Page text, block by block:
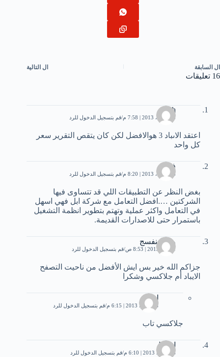
ال السابقة ال التالية
16 تعليقات
salah
13 أبريل، 2013 | 7:58 م قم بتسجيل الدخول للرد
اعتقد الاىباد 3 هوالافضل لكن كان يتقص التقرير سعر
كل واحد
فهد
13 أبريل، 2013 | 8:20 م قم بتسجيل الدخول للرد
بغض النظر عن التطبيقات اللي قد تتساوى فيها
الشركتين ….افضل التعامل مع شركة ابل فهي اسهل
في التعامل واكثر عملية وتهتم بتطوير انظمة التشغيل
باستمرار حتى للاصدارات القديمة.
وردالبنفسج
1 مايو، 2013 | 8:53 ص قم بتسجيل الدخول للرد
جزاكم الله خير بس ايش الأفضل من ناحيت التصفح
الايباد أم جلاكسي وشكرا
احمد
28 يوليو، 2013 | 6:15 م قم بتسجيل الدخول للرد
جلاكسي تاب
احمدا
28 يوليو، 2013 | 6:10 م قم بتسجيل الدخول للرد